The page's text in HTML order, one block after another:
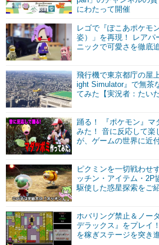
にわたって開催
レゴで『ぽこあポケモ
姿）」を再現！ レアパ
ニックで可愛さを徹底
飛行機で東京都庁の屋
ight Simulator』で無茶
てみた【実況者：たいた
踊る！ 『ポケモン』マ
みた！ 音に反応して楽
が、ゲームの世界に近
ピクミンを一切戦わせ
ッチン・アイテム・2P
駆使した惑星探索をご
ホバリング禁止＆ノー
デラックス』をプレイ
を稼ぎステージを突き